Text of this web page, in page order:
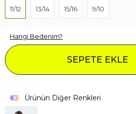
11/12 13/14 15/16 9/10
Hangi Bedenim?
SEPETE EKLE
Ürünün Diğer Renkleri